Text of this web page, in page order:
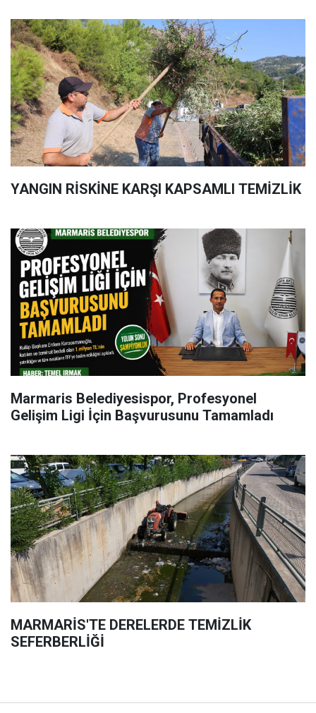
YANGIN RİSKİNE KARŞI KAPSAMLI TEMİZLİK
Marmaris Belediyesispor, Profesyonel
Gelişim Ligi İçin Başvurusunu Tamamladı
MARMARİS'TE DERELERDE TEMİZLİK
SEFERBERLİĞİ